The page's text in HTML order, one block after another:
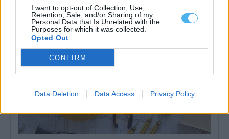
I want to opt-out of Collection, Use,
Retention, Sale, and/or Sharing of my
Personal Data that Is Unrelated with the
Purposes for which it was collected.
Opted Out
CONFIRM
Data Deletion Data Access Privacy Policy